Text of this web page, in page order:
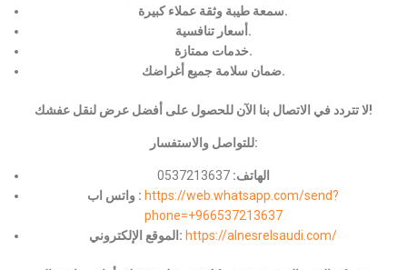
سمعة طيبة وثقة عملاء كبيرة.
أسعار تنافسية.
خدمات ممتازة.
ضمان سلامة جميع أغراضك.
لا تتردد في الاتصال بنا الآن للحصول على أفضل عرض لنقل عفشك!
للتواصل والاستفسار:
الهاتف: 0537213637
واتس اب : https://web.whatsapp.com/send?
phone=+966537213637
الموقع الإلكتروني: https://alnesrelsaudi.com/